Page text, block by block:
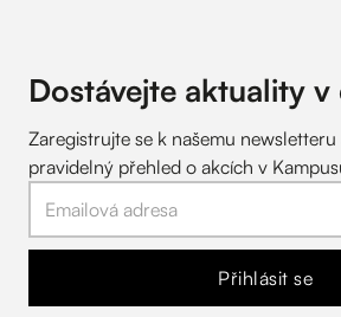
Dostávejte aktuality v
Zaregistrujte se k našemu newsletteru
pravidelný přehled o akcích v
Přihlásit se